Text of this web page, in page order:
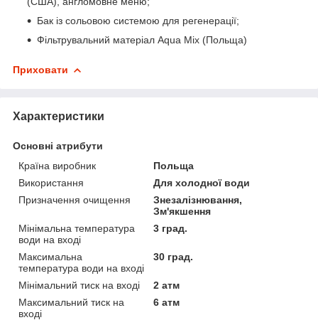
Бак із сольовою системою для регенерації;
Фільтрувальний матеріал Aqua Mix (Польща)
Приховати
Характеристики
Основні атрибути
Країна виробник
Польща
Використання
Для холодної води
Призначення очищення
Знезалізнювання,
Зм'якшення
Мінімальна температура
води на вході
3 град.
Максимальна
температура води на вході
30 град.
Мінімальний тиск на вході
2 атм
Максимальний тиск на
вході
6 атм